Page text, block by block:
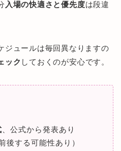
入場の快適さと優先度は段違
ジュールは毎回異なりますの
ック しておくのが安心です。
、公式から発表あり
前後する可能性あり）